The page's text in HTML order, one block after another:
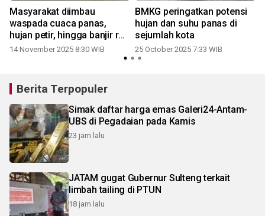
Masyarakat diimbau
waspada cuaca panas,
hujan petir, hingga banjir rob
pada Jumat
14 November 2025 8:30 WIB
BMKG peringatkan potensi
hujan dan suhu panas di
sejumlah kota
25 October 2025 7:33 WIB
Berita Terpopuler
Simak daftar harga emas Galeri24-Antam-
UBS di Pegadaian pada Kamis
23 jam lalu
JATAM gugat Gubernur Sulteng terkait
limbah tailing di PTUN
18 jam lalu